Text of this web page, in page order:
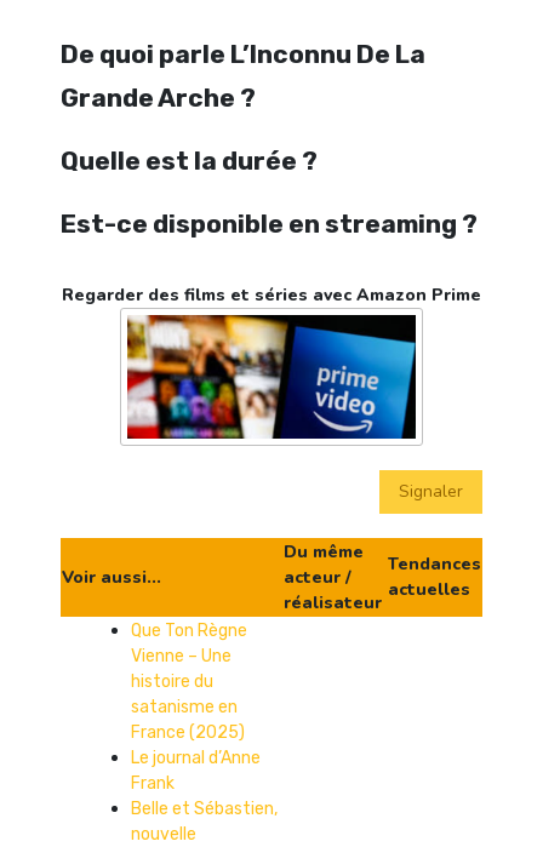
De quoi parle L’Inconnu De La
Grande Arche ?
Quelle est la durée ?
Est-ce disponible en streaming ?
Regarder des films et séries avec Amazon Prime
Signaler
Voir aussi...
Du même
acteur /
réalisateur
Tendances
actuelles
Que Ton Règne
Vienne – Une
histoire du
satanisme en
France (2025)
Le journal d’Anne
Frank
Belle et Sébastien,
nouvelle